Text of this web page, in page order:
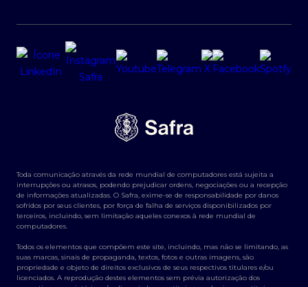
Toda comunicação através da rede mundial de computadores está sujeita a
interrupções ou atrasos, podendo prejudicar ordens, negociações ou a recepção
de informações atualizadas. O Safra, exime-se de responsabilidade por danos
sofridos por seus clientes, por força de falha de serviços disponibilizados por
terceiros, incluindo, sem limitação aqueles conexos à rede mundial de
computadores.
Todos os elementos que compõem este site, incluindo, mas não se limitando, as
suas marcas, sinais de propaganda, textos, fotos e outras imagens, são
propriedade e objeto de direitos exclusivos de seus respectivos titulares e/ou
licenciados. A reprodução destes elementos sem prévia autorização dos